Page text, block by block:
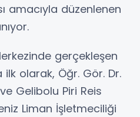
amacıyla düzenlenen
gerçekleşen
olarak, Öğr. Gör. Dr.
Gelibolu Piri Reis
Liman İşletmeciliği